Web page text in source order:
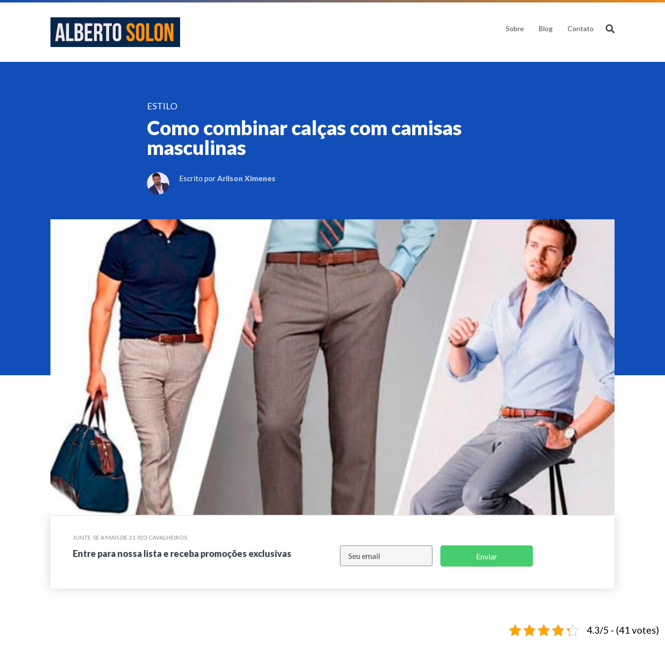
Sobre Blog Contato
ESTILO
Como combinar calças com camisas
masculinas
Escrito porArilson Ximenes
JUNTE-SE A MAIS DE 21.923 CAVALHEIROS
Entre para nossa lista e receba promoções exclusivas Enviar
4.3/5 - (41 votes)